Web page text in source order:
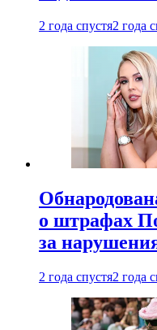
2 года спустя2 года
о штрафах
за
2 года спустя2 года